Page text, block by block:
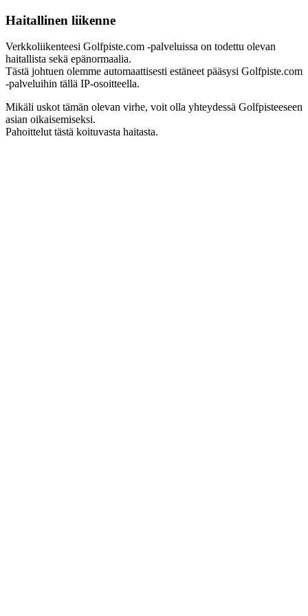
Haitallinen liikenne
Verkkoliikenteesi Golfpiste.com -palveluissa on todettu olevan
haitallista sekä epänormaalia.
Tästä johtuen olemme automaattisesti estäneet pääsysi Golfpiste.com
-palveluihin tällä IP-osoitteella.
Mikäli uskot tämän olevan virhe, voit olla yhteydessä Golfpisteeseen
asian oikaisemiseksi.
Pahoittelut tästä koituvasta haitasta.